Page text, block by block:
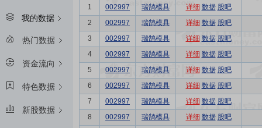
我的数据
热门数据
资金流向
特色数据
新股数据
1 002997 瑞鹄模具 详细 数据 股吧
2
002997 瑞鹄模具 详细 数据 股吧
3
002997 瑞鹄模具 详细 数据 股吧
4
002997 瑞鹄模具 详细 数据 股吧
5
002997 瑞鹄模具 详细 数据 股吧
6
002997 瑞鹄模具 详细 数据 股吧
7
002997 瑞鹄模具 详细 数据 股吧
8
002997 瑞鹄模具 详细 数据 股吧